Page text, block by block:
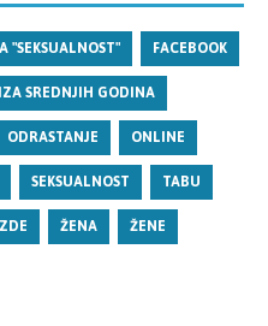
"SEKSUALNOST" FACEBOOK
SREDNJIH GODINA
ODRASTANJE ONLINE
SEKSUALNOST TABU
ŽENA ŽENE